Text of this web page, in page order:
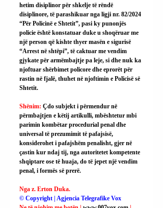
hetim disiplinor për shkelje të rëndë
disiplinore, të parashikuar nga ligji nr. 82/2024
“Për Policinë e Shtetit”, pasi ky punonjës
policie është konstatuar duke u shoqëruar me
një person që kishte thyer masën e sigurisë
“Arrest në shtëpi”, të caktuar me vendim
gjykate për armëmbajtje pa leje, si dhe nuk ka
njoftuar shërbimet policore dhe eprorët për
rastin në fjalë, thuhet në njoftimin e Policisë së
Shtetit.
Shënim: Çdo subjekt i përmendur në
përmbajtjen e këtij artikulli, mbështetur mbi
parimin kombëtar procedurial penal dhe
universal të prezumimit të pafajsisë,
konsiderohet i pafajshëm penalisht, gjer në
çastin kur ndaj tij, nga autoritetet kompetente
shqiptare ose të huaja, do të jepet një vendim
penal, i formës së prerë.
Nga z. Erton Duka.
© Copyright | Agjencia Telegrafike Vox